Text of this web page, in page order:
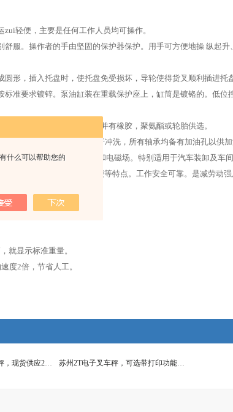
什么可以帮助您的
轻便，主要是任何工作人员均可操作。
服。操作者的手由坚固的保护器保护。用手可方便地操 纵起
形，插入托盘时，使托盘免受损坏，导轮使得货叉顺利插进托
准要求镀锌。泵油缸装在重载保护座上，缸筒是镀铬的。低位
尼龙做成，滚动阻力很小，并有橡胶，聚氨酯或轮胎供选。
的环境下或用高压软管进行冲洗，所有轴承均备有加油孔以供加
用车 ，由于不产生火花和电磁场。特别适用于汽车装卸及车
平衡、转动灵活、操作方便等特点。工作安全可靠。是减劳动
就显示标准重量。
度2倍，节省人工。
SCSSCS-2T电子叉车秤，现货供应2吨/2T液压叉车秤 苏州2T电子叉车秤，可选带打印功能叉车电子秤